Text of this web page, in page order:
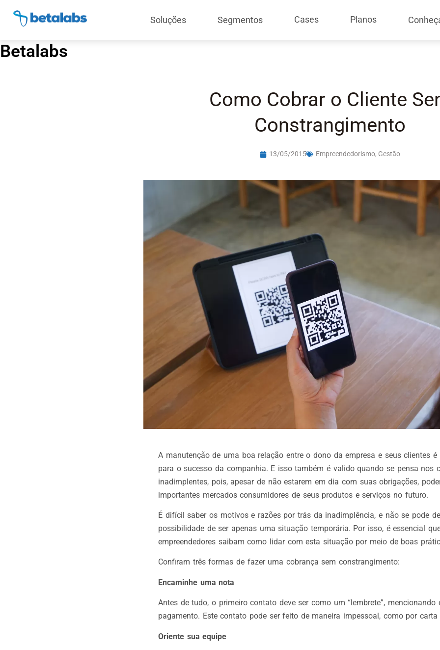
Soluções Segmentos Cases Planos
Betalabs
Como Cobrar o Cliente
Constrangimento
13/05/2015 Empreendedorismo, Gestão
A manutenção de uma boa relação entre o dono da empresa e seus clientes
para o sucesso da companhia. E isso também é valido quando se pensa nos
inadimplentes, pois, apesar de não estarem em dia com suas obrigações,
importantes mercados consumidores de seus produtos e serviços no futuro.
É difícil saber os motivos e razões por trás da inadimplência, e não se pode
possibilidade de ser apenas uma situação temporária. Por isso, é essencial
empreendedores saibam como lidar com esta situação por meio de boas
Confiram três formas de fazer uma cobrança sem constrangimento:
Encaminhe uma nota
Antes de tudo, o primeiro contato deve ser como um “lembrete”, mencionando
pagamento. Este contato pode ser feito de maneira impessoal, como por carta
Oriente sua equipe